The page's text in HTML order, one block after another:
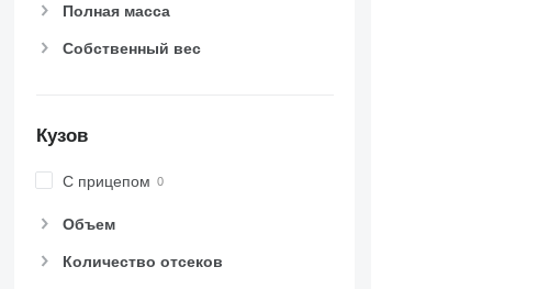
Полная масса
Собственный вес
Кузов
С прицепом
Объем
Количество отсеков